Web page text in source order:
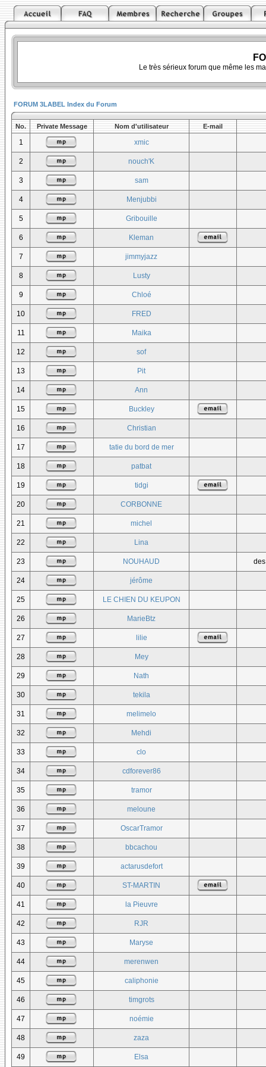
Le très sérieux forum que même les
FORUM 3LABEL Index du Forum
No. Private Message Nom d'utilisateur E-mail
1 xmic
2 nouch'K
3 sam
4 Menjubbi
5 Gribouille
6 Kleman
7 jimmyjazz
8 Lusty
9 Chloé
10 FRED
11 Maika
12 sof
13 Pit
14 Ann
15 Buckley
16 Christian
17 tatie du bord de mer
18 patbat
19 tidgi
20 CORBONNE
21 michel
22 Lina
23 NOUHAUD
24 jérôme
25 LE CHIEN DU KEUPON
26 MarieBtz
27 lilie
28 Mey
29 Nath
30 tekila
31 melimelo
32 Mehdi
33 clo
34 cdforever86
35 tramor
36 meloune
37 OscarTramor
38 bbcachou
39 actarusdefort
40 ST-MARTIN
41 la Pieuvre
42 RJR
43 Maryse
44 merenwen
45 caliphonie
46 timgrots
47 noémie
48 zaza
49 Elsa